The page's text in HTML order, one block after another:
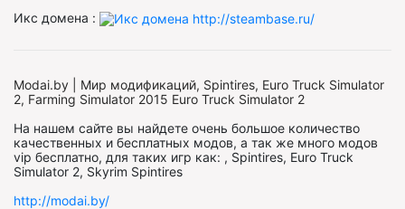
Икс домена :
Modai.by | Мир модификаций, Spintires, Euro Truck Simulator
2, Farming Simulator 2015 Euro Truck Simulator 2
На нашем сайте вы найдете очень большое количество
качественных и бесплатных модов, а так же много модов
vip бесплатно, для таких игр как: , Spintires, Euro Truck
Simulator 2, Skyrim Spintires
http://modai.by/